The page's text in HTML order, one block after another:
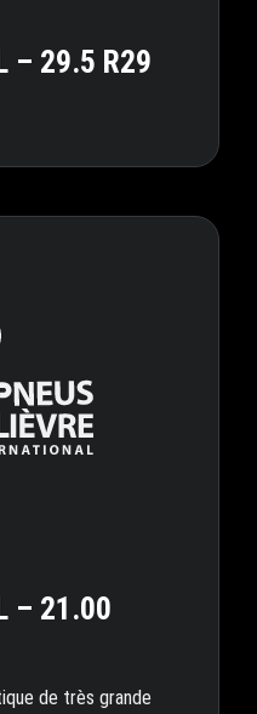
– 29.5 R29
– 21.00
de très grande